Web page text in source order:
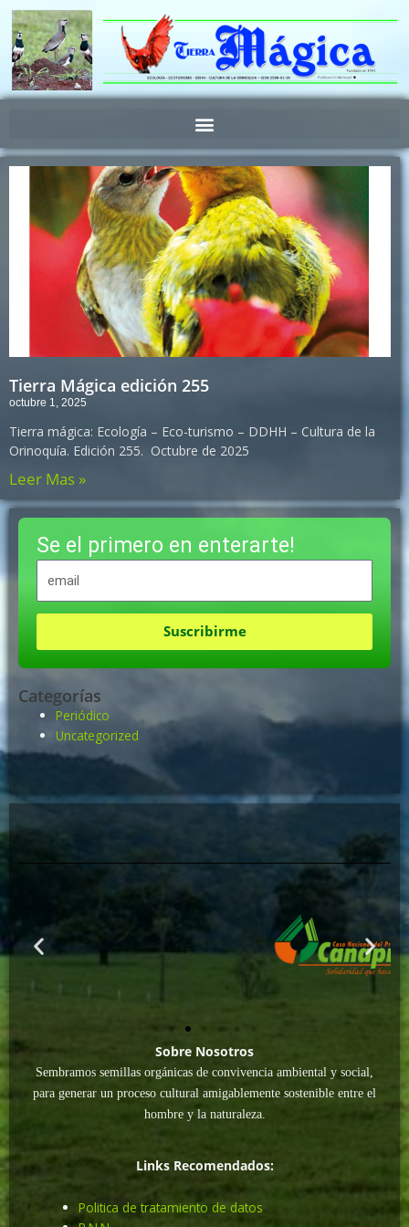
contenido
Tierra Mágica edición 255
octubre 1, 2025
Tierra mágica: Ecología – Eco-turismo – DDHH – Cultura de la
Orinoquía. Edición 255. Octubre de 2025
Leer Mas »
Se el primero en enterarte!
Suscribirme
Categorías
Periódico
Uncategorized
Sobre Nosotros
Sembramos semillas orgánicas de convivencia ambiental y social,
para generar un proceso cultural amigablemente sostenible entre el
hombre y la naturaleza.
Links Recomendados:
Politica de tratamiento de datos